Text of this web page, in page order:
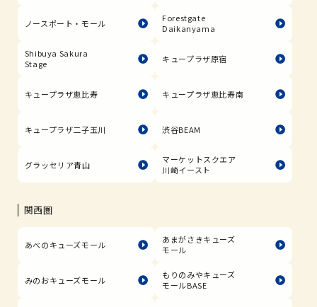
ノースポート・モール
Forestgate
Daikanyama
Shibuya Sakura
Stage
キュープラザ原宿
キュープラザ恵比寿 キュープラザ恵比寿南
キュープラザ二子玉川 渋谷BEAM
グラッセリア青山
マーケットスクエア
川崎イースト
関西圏
あべのキューズモール
あまがさきキューズ
モール
みのおキューズモール
もりのみやキューズ
モールBASE